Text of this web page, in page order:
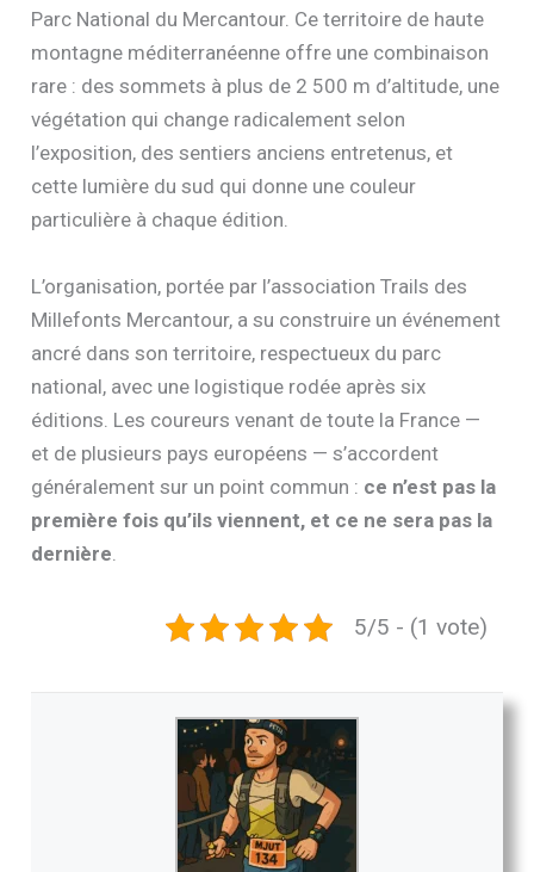
Parc National du Mercantour. Ce territoire de haute
montagne méditerranéenne offre une combinaison
rare : des sommets à plus de 2 500 m d’altitude, une
végétation qui change radicalement selon
l’exposition, des sentiers anciens entretenus, et
cette lumière du sud qui donne une couleur
particulière à chaque édition.
L’organisation, portée par l’association Trails des
Millefonts Mercantour, a su construire un événement
ancré dans son territoire, respectueux du parc
national, avec une logistique rodée après six
éditions. Les coureurs venant de toute la France —
et de plusieurs pays européens — s’accordent
généralement sur un point commun : ce n’est pas la
première fois qu’ils viennent, et ce ne sera pas la
dernière
5/5 - (1 vote)